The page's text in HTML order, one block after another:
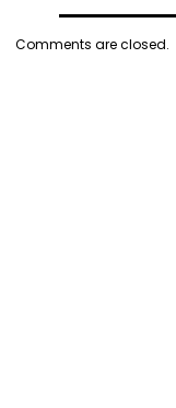
Comments are closed.